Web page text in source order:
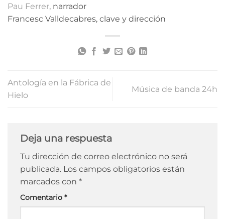
Pau Ferrer, narrador
Francesc Valldecabres, clave y dirección
Antología en la Fábrica de
Hielo
Música de banda 24h
Deja una respuesta
Tu dirección de correo electrónico no será
publicada. Los campos obligatorios están
marcados con *
Comentario *